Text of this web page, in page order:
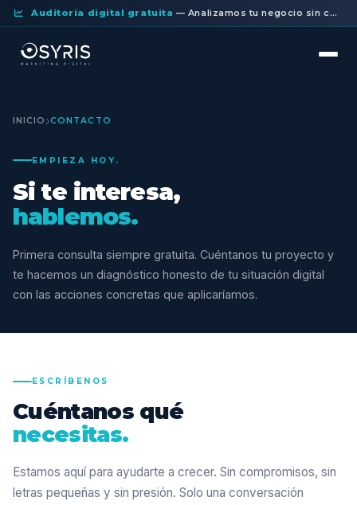
Auditoría digital gratuita — Analizamos tu negocio sin compromiso. Primera consulta gratis.
INICIO CONTACTO
EMPIEZA HOY.
Si te interesa,
hablemos.
Primera consulta siempre gratuita. Cuéntanos tu proyecto y
te hacemos un diagnóstico honesto de tu situación digital
con las acciones concretas que aplicaríamos.
ESCRÍBENOS
Cuéntanos qué
necesitas.
Estamos aquí para ayudarte a crecer. Sin compromisos, sin
letras pequeñas y sin presión. Solo una conversación